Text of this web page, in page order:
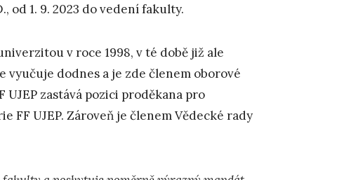
od 1. 9. 2023 do vedení fakulty.
v roce 1998, v té době již ale
dodnes a je zde členem oborové
zastává pozici proděkana pro
UJEP. Zároveň je členem Vědecké rady